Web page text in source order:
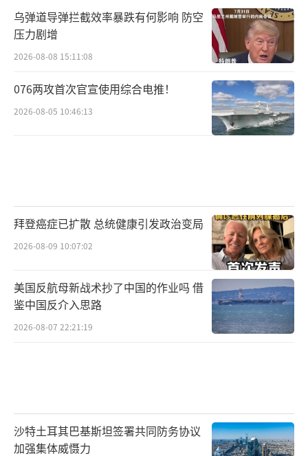
乌弹道导弹拦截效率暴跌有何影响 防空
压力剧增
2026-08-08 15:11:08
076两攻首次官宣使用综合电推！
2026-08-05 10:46:13
拜登癌症已扩散 总统健康引发政治变局
2026-08-09 10:07:02
美国反航母新战术抄了中国的作业吗 借
鉴中国反介入思路
2026-08-07 22:21:19
沙特土耳其巴基斯坦签署共同防务协议
加强集体威慑力